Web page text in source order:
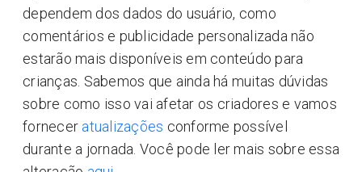
dependem dos dados do usuário, como
comentários e publicidade personalizada não
estarão mais disponíveis em conteúdo para
crianças. Sabemos que ainda há muitas dúvidas
sobre como isso vai afetar os criadores e vamos
fornecer atualizações conforme possível
durante a jornada. Você pode ler mais sobre essa